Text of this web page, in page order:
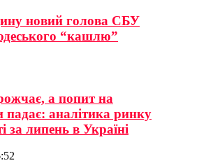
новий голова СБУ
“кашлю”
а попит на
падає: аналітика ринку
за липень в Україні